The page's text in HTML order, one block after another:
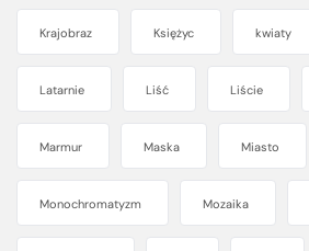
Krajobraz Księżyc kwiaty
Latarnie Liść Liście
Marmur Maska Miasto
Monochromatyzm Mozaika